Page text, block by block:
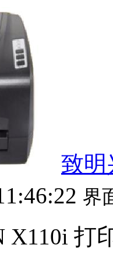
致明
界
X110i 打